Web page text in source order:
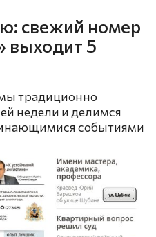
свежий номер
выходит 5
традиционно
недели и делимся
событиями